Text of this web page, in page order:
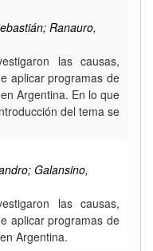
Ranauro,
las causas,
aplicar programas de
Argentina. En lo que
del tema se
Galansino,
las causas,
aplicar programas de
Argentina.